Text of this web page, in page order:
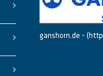
ganshorn.de -